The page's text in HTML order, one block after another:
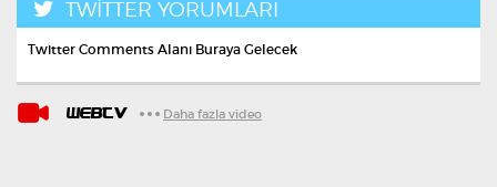
TWİTTER YORUMLARI
Twitter Comments Alanı Buraya Gelecek
WEBTV Daha fazla video